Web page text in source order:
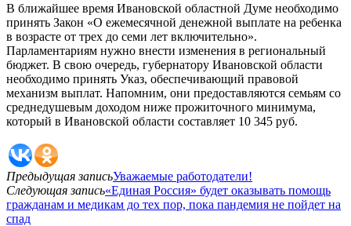
В ближайшее время Ивановской областной Думе необходимо
принять Закон «О ежемесячной денежной выплате на ребенка
в возрасте от трех до семи лет включительно».
Парламентариям нужно внести изменения в региональный
бюджет. В свою очередь, губернатору Ивановской области
необходимо принять Указ, обеспечивающий правовой
механизм выплат. Напомним, они предоставляются семьям со
среднедушевым доходом ниже прожиточного минимума,
который в Ивановской области составляет 10 345 руб.
Предыдущая записьУважаемые работодатели!
Следующая запись«Единая Россия» будет оказывать помощь
гражданам и медикам до тех пор, пока пандемия не пойдет на
спад